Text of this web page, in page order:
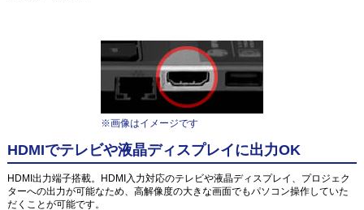
※画像はイメージです
HDMIでテレビや液晶ディスプレイに出力OK
HDMI出力端子搭載。HDMI入力対応のテレビや液晶ディスプレイ、プロジェク
ターへの出力が可能なため、高解像度の大きな画面でもパソコン操作していた
だくことが可能です。